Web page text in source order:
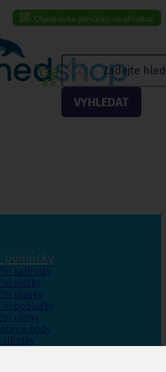
Objednávka pomůcky na ePoukaz
VYHLEDAT
pomůcky
kalhotky
vložky
plavky
podložky
pleny
a body